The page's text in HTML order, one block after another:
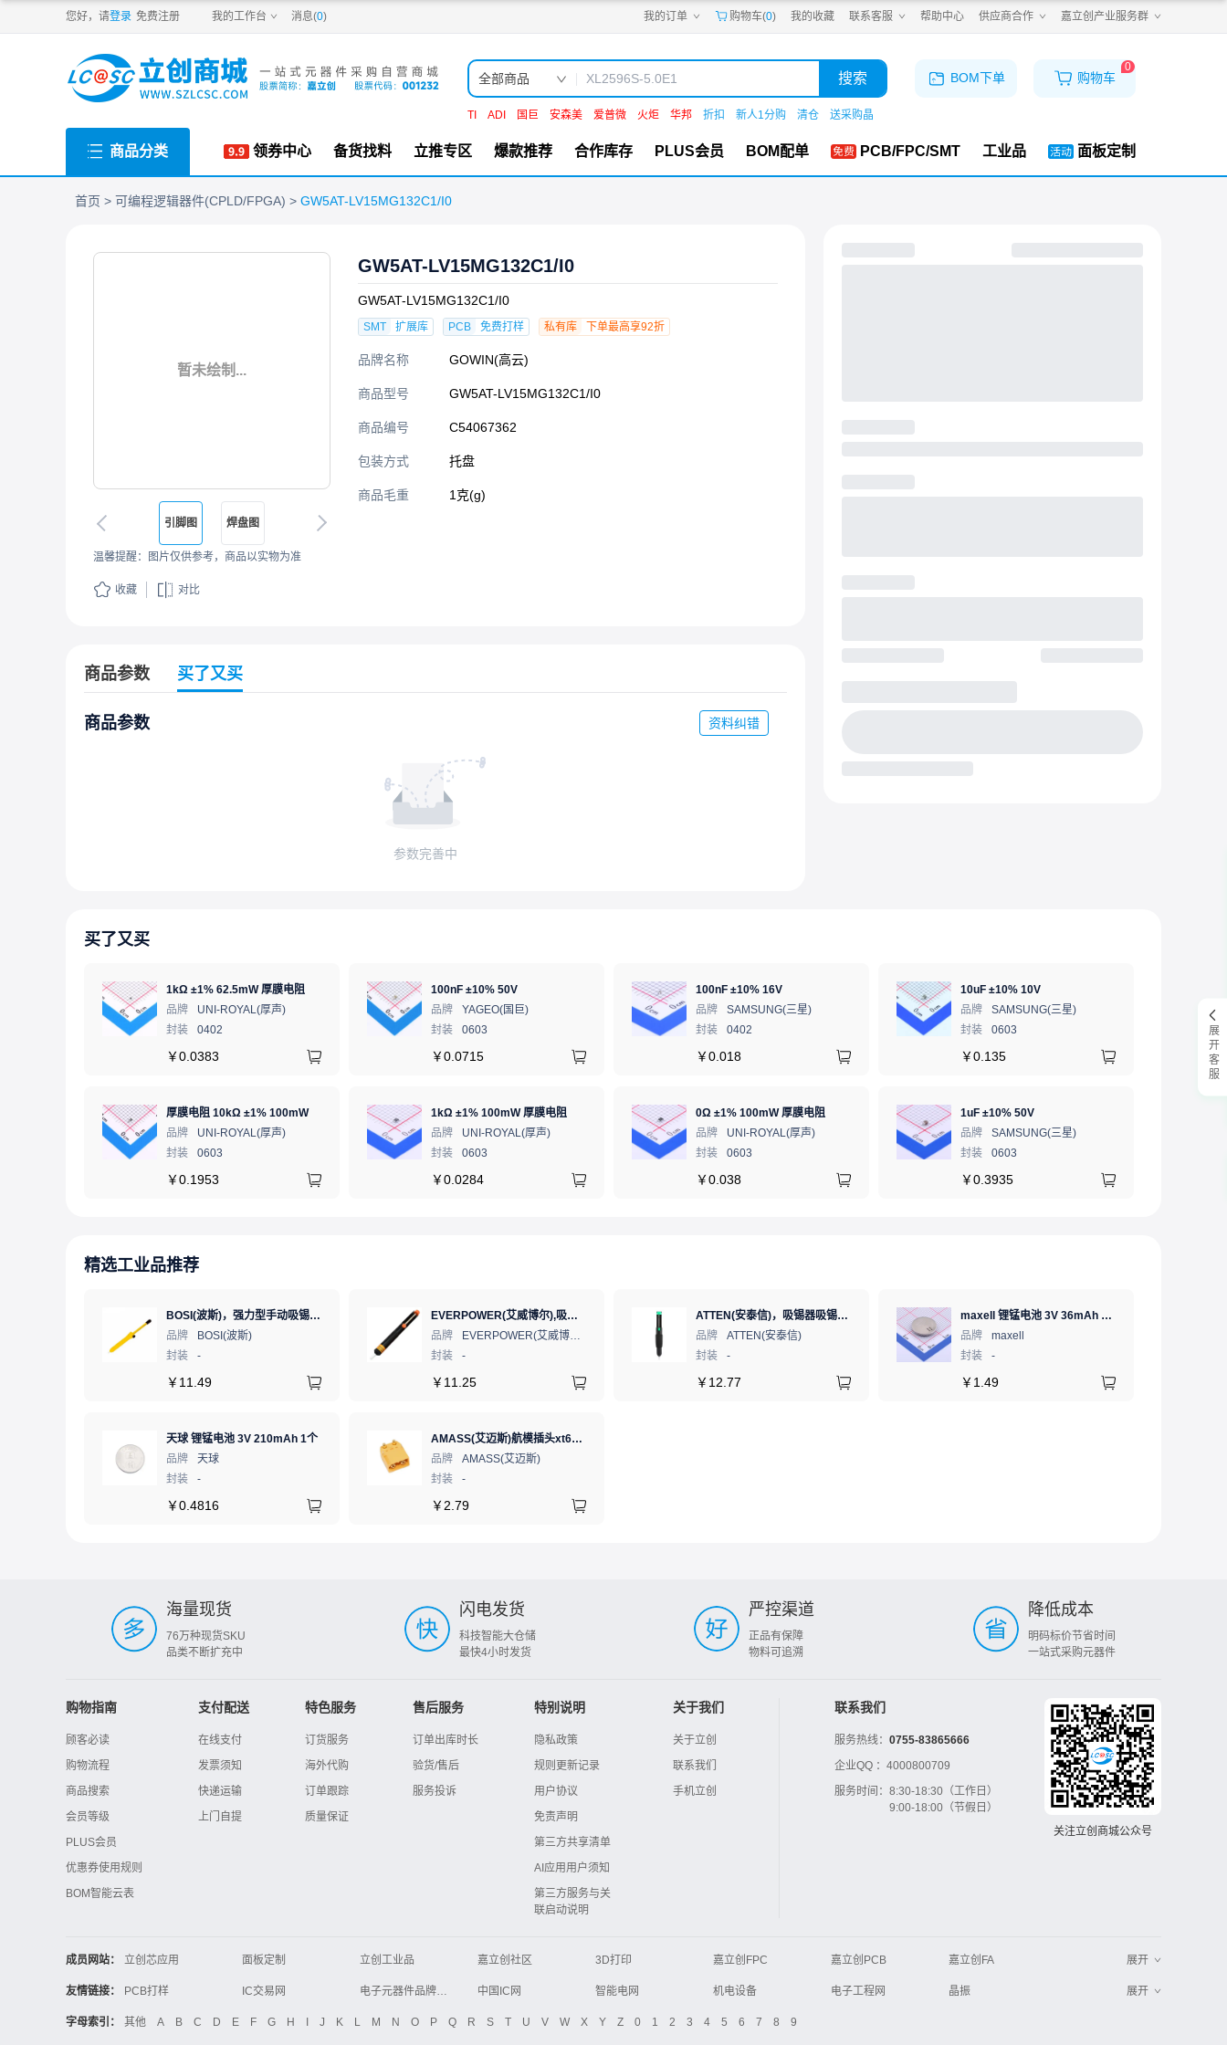
您好，请登录 免费注册 我的工作台 消息(0) 我的订单 购物车(0) 我的收藏 联系客服 帮助中心 供应商合作 嘉立创产业服务群
嘉立创PCB
嘉立创FA
机电工坊
全部商品 搜索
TI ADI 国巨 安森美 爱普微 火炬 华邦 折扣 新人1分购 清仓 送采购晶
BOM下单 购物车
0
商品分类 领券中心 备货找料 立推专区 爆款推荐 合作库存 PLUS会员 BOM配单 PCB/FPC/SMT 工业品 面板定制
首页 可编程逻辑器件(CPLD/FPGA) GW5AT-LV15MG132C1/I0
暂未绘制...
引脚图 焊盘图
温馨提醒：图片仅供参考，商品以实物为准
收藏 对比
GW5AT-LV15MG132C1/I0
GW5AT-LV15MG132C1/I0
SMT 扩展库 PCB 免费打样 私有库 下单最高享92折
品牌名称 GOWIN(高云)
商品型号 GW5AT-LV15MG132C1/I0
商品编号 C54067362
包装方式 托盘
商品毛重 1克(g)
商品参数 买了又买
商品参数 资料纠错
参数完善中
买了又买
1kΩ ±1% 62.5mW 厚膜电阻
品牌
UNI-ROYAL(厚声)
封装
0402
￥0.0383
100nF ±10% 50V
品牌
YAGEO(国巨)
封装
0603
￥0.0715
100nF ±10% 16V
品牌
SAMSUNG(三星)
封装
0402
￥0.018
10uF ±10% 10V
品牌
SAMSUNG(三星)
封装
0603
￥0.135
厚膜电阻 10kΩ ±1% 100mW
品牌
UNI-ROYAL(厚声)
封装
0603
￥0.1953
1kΩ ±1% 100mW 厚膜电阻
品牌
UNI-ROYAL(厚声)
封装
0603
￥0.0284
0Ω ±1% 100mW 厚膜电阻
品牌
UNI-ROYAL(厚声)
封装
0603
￥0.038
1uF ±10% 50V
品牌
SAMSUNG(三星)
封装
0603
￥0.3935
精选工业品推荐
BOSI(波斯)，强力型手动吸锡器，BS530845
品牌
BOSI(波斯)
封装
-
￥ 11.49
EVERPOWER(艾威博尔),吸锡器,203202
品牌
封装
-
￥ 11.25
ATTEN(安泰信)，吸锡器吸锡枪锡渣吸取器清除废锡残渣 AT-E210D黑色防滑
品牌
ATTEN(安泰信)
封装
-
￥ 12.77
maxell 锂锰电池 3V 36mAh 1个
品牌
maxell
封装
-
￥ 1.49
天球 锂锰电池 3V 210mAh 1个
品牌
天球
封装
-
￥0.4816
AMASS(艾迈斯)航模插头xt60连接器150公母对接pw锂电池公头 接PCB板卧式 黄色 公头XT60PW-M.G.Y
品牌
AMASS(艾迈斯)
封装
-
￥ 2.79
海量现货
76万种现货SKU
品类不断扩充中
闪电发货
科技智能大仓储
最快4小时发货
严控渠道
正品有保障
物料可追溯
降低成本
明码标价节省时间
一站式采购元器件
购物指南
顾客必读
购物流程
商品搜索
会员等级
PLUS会员
优惠券使用规则
BOM智能云表
支付配送
在线支付
发票须知
快递运输
上门自提
特色服务
订货服务
海外代购
订单跟踪
质量保证
售后服务
订单出库时长
验货/售后
服务投诉
特别说明
隐私政策
规则更新记录
用户协议
免责声明
第三方共享清单
AI应用用户须知
第三方服务与关
联启动说明
关于我们
关于立创
联系我们
手机立创
联系我们
服务热线： 0755-83865666
企业QQ ： 4000800709
服务时间： 8:30-18:30（工作日）
9:00-18:00（节假日）
关注立创商城公众号
成员网站： 立创芯应用 面板定制 立创工业品 嘉立创社区 3D打印 嘉立创FPC 嘉立创PCB
嘉立创FA
立创电子设计大赛
立创开源硬件 ZXHPCB
展开
友情链接： PCB打样 IC交易网 中国IC网 智能电网 机电设备 电子工程网
晶振
电子技术应用
21icsearch 电子展 液晶屏交易中心 中国包装网 电子元器件查询
展开
字母索引： 其他 A B C D E F G H I J K L M N O P Q R S T U V W X Y Z 0 1 2 3 4 5 6 7 8 9
展开客服